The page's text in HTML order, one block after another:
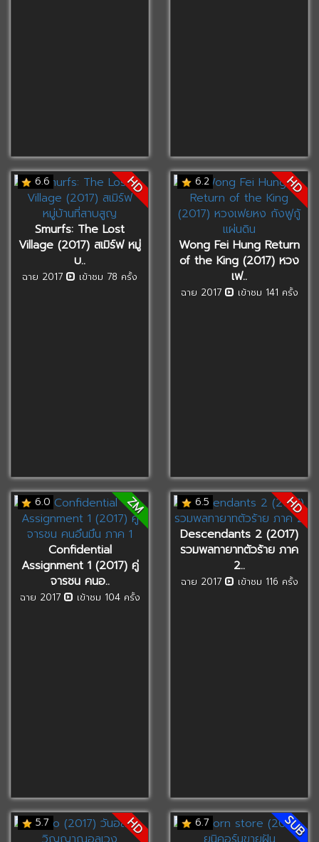
6.6 HD
Smurfs: The Lost
Village (2017) สเมิร์ฟ หมู่
บ..
ฉาย 2017 เข้าชม 78 ครั้ง
6.2 HD
Wong Fei Hung Return
of the King (2017) หวง
เฟ..
ฉาย 2017 เข้าชม 141 ครั้ง
6.0 ZM
Confidential
Assignment 1 (2017) คู่
จารชน คนอ..
ฉาย 2017 เข้าชม 104 ครั้ง
6.5 HD
Descendants 2 (2017)
รวมพลทายาทตัวร้าย ภาค
2..
ฉาย 2017 เข้าชม 116 ครั้ง
5.7 HD 6.7 SUB